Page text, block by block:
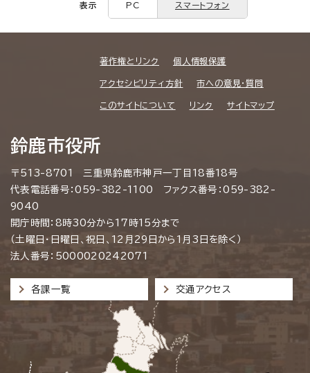
表示 PC スマートフォン
著作権とリンク 個人情報保護
アクセシビリティ方針 市への意見・質問
このサイトについて リンク サイトマップ
鈴鹿市役所
〒513-8701 三重県鈴鹿市神戸一丁目18番18号
代表電話番号：059-382-1100 ファクス番号：059-382-
9040
開庁時間：8時30分から17時15分まで
（土曜日・日曜日、祝日、12月29日から1月3日を除く）
法人番号：5000020242071
各課一覧 交通アクセス